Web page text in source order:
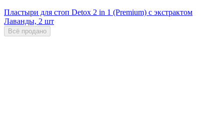
Пластыри для стоп Detox 2 in 1 (Premium) с экстрактом
Лаванды, 2 шт
Всё продано